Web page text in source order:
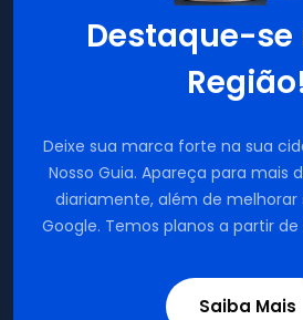
Destaque-se
Deixe sua marca forte na sua
Nosso Guia. Apareça para mais
diariamente, além de melhorar
Google. Temos planos a partir de
Saiba Mais